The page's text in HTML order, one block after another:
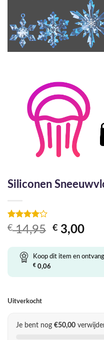
Siliconen
Gewaardeerd
op 5
op
1
waardering
€14,95
was:
€ 3,00
is:
Koop dit item en ontvang
€ 0,06
Uitverkocht
Je bent nog €50,00